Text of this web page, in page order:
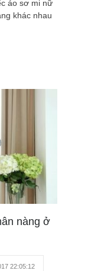
áo sơ mi nữ
khác nhau
nàng ở
22:05:12